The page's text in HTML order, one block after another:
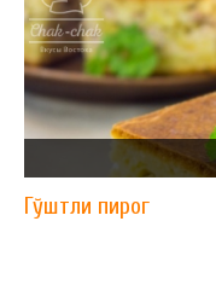
Гўштли пирог